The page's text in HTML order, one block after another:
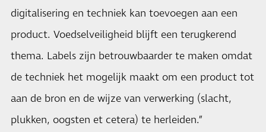
digitalisering en techniek kan toevoegen aan een
product. Voedselveiligheid blijft een terugkerend
thema. Labels zijn betrouwbaarder te maken omdat
de techniek het mogelijk maakt om een product tot
aan de bron en de wijze van verwerking (slacht,
plukken, oogsten et cetera) te herleiden.”